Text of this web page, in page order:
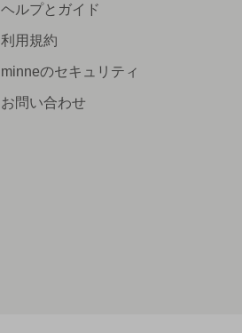
ヘルプとガイド
利用規約
minneのセキュリティ
お問い合わせ